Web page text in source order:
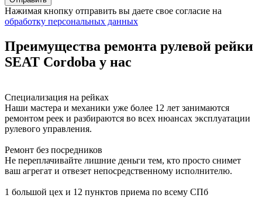
Нажимая кнопку отправить вы даете свое согласие на
обработку персональных данных
Преимущества ремонта рулевой рейки
SEAT Cordoba у нас
Специализация на рейках
Наши мастера и механики уже более 12 лет занимаются
ремонтом реек и разбираются во всех нюансах эксплуатации
рулевого управления.
Ремонт без посредников
Не переплачивайте лишние деньги тем, кто просто снимет
ваш агрегат и отвезет непосредственному исполнителю.
1 большой цех и 12 пунктов приема по всему СПб